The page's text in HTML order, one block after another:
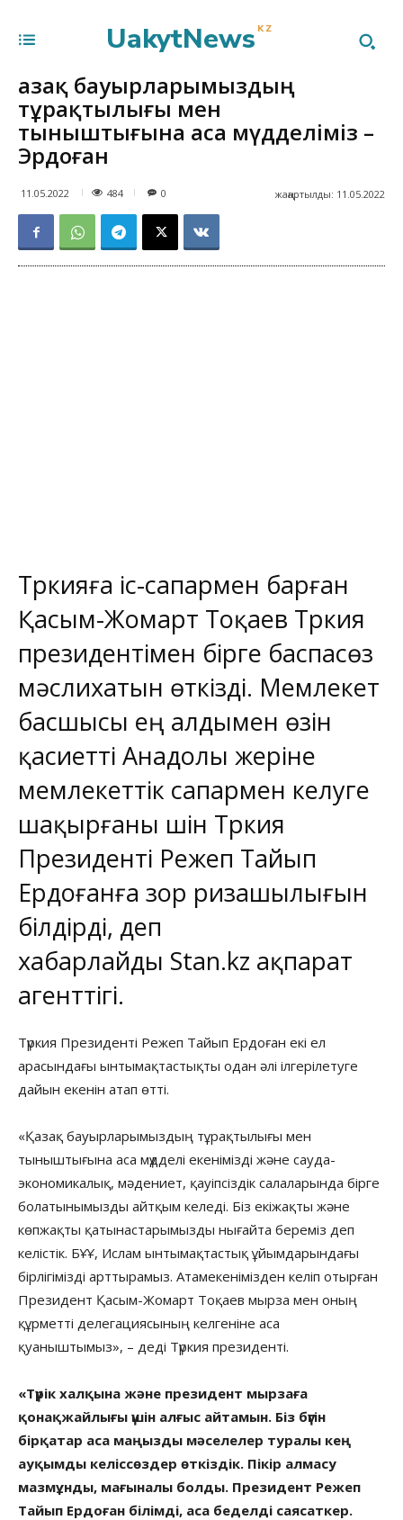
UakytNews KZ
Қазақ бауырларымыздың
тұрақтылығы мен
тыныштығына аса мүдделіміз –
Эрдоған
11.05.2022 484 жаңартылды: 11.05.2022
0
Түркияға іс-сапармен барған
Қасым-Жомарт Тоқаев Түркия
президентімен бірге баспасөз
мәслихатын өткізді. Мемлекет
басшысы ең алдымен өзін
қасиетті Анадолы жеріне
мемлекеттік сапармен келуге
шақырғаны үшін Түркия
Президенті Режеп Тайып
Ердоғанға зор ризашылығын
білдірді, деп
хабарлайды Stan.kz ақпарат
агенттігі.
Түркия Президенті Режеп Тайып Ердоған екі ел
арасындағы ынтымақтастықты одан әлі ілгерілетуге
дайын екенін атап өтті.
«Қазақ бауырларымыздың тұрақтылығы мен
тыныштығына аса мүдделі екенімізді және сауда-
экономикалық, мәдениет, қауіпсіздік салаларында бірге
болатынымызды айтқым келеді. Біз екіжақты және
көпжақты қатынастарымызды нығайта береміз деп
келістік. БҰҰ, Ислам ынтымақтастық ұйымдарындағы
бірлігімізді арттырамыз. Атамекенімізден келіп отырған
Президент Қасым-Жомарт Тоқаев мырза мен оның
құрметті делегациясының келгеніне аса
қуаныштымыз», – деді Түркия президенті.
«Түрік халқына және президент мырзаға
қонақжайлығы үшін алғыс айтамын. Біз бүгін
бірқатар аса маңызды мәселелер туралы кең
ауқымды келіссөздер өткіздік. Пікір алмасу
мазмұнды, мағыналы болды. Президент Режеп
Тайып Ердоған білімді, аса беделді саясаткер.